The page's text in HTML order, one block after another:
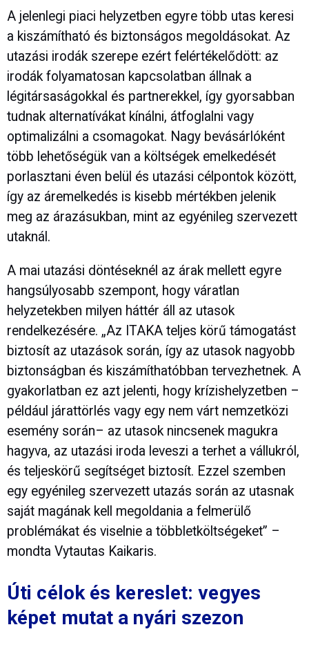
A jelenlegi piaci helyzetben egyre több utas keresi
a kiszámítható és biztonságos megoldásokat. Az
utazási irodák szerepe ezért felértékelődött: az
irodák folyamatosan kapcsolatban állnak a
légitársaságokkal és partnerekkel, így gyorsabban
tudnak alternatívákat kínálni, átfoglalni vagy
optimalizálni a csomagokat. Nagy bevásárlóként
több lehetőségük van a költségek emelkedését
porlasztani éven belül és utazási célpontok között,
így az áremelkedés is kisebb mértékben jelenik
meg az árazásukban, mint az egyénileg szervezett
utaknál.
A mai utazási döntéseknél az árak mellett egyre
hangsúlyosabb szempont, hogy váratlan
helyzetekben milyen háttér áll az utasok
rendelkezésére. „Az ITAKA teljes körű támogatást
biztosít az utazások során, így az utasok nagyobb
biztonságban és kiszámíthatóbban tervezhetnek. A
gyakorlatban ez azt jelenti, hogy krízishelyzetben –
például járattörlés vagy egy nem várt nemzetközi
esemény során– az utasok nincsenek magukra
hagyva, az utazási iroda leveszi a terhet a vállukról,
és teljeskörű segítséget biztosít. Ezzel szemben
egy egyénileg szervezett utazás során az utasnak
saját magának kell megoldania a felmerülő
problémákat és viselnie a többletköltségeket” –
mondta Vytautas Kaikaris.
Úti célok és kereslet: vegyes
képet mutat a nyári szezon